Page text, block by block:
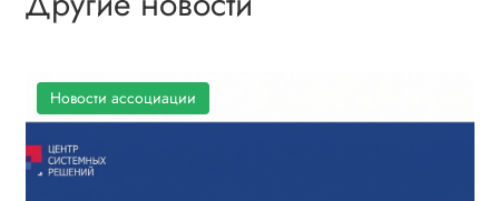
Новости ассоциации